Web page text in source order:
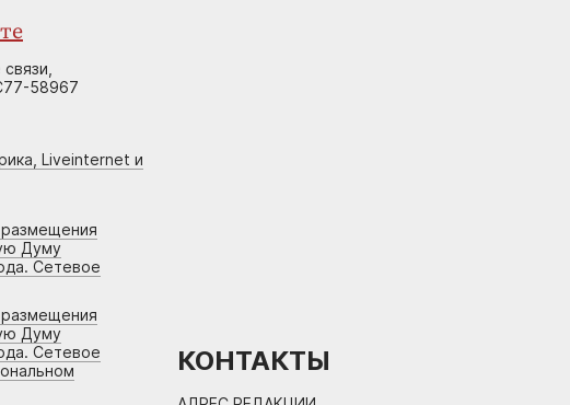
58967
Liveinternet и
Думу
Сетевое
Думу
Сетевое
КОНТАКТЫ